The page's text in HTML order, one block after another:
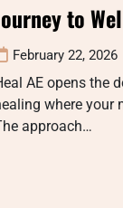
to
February 22, 2026
AE opens the
where your
approach…